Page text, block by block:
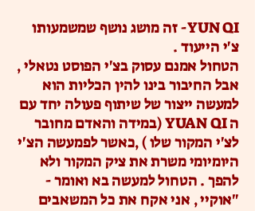
YUN QI- זה מושג נושף שמשמעותו
צ'י הייעוד .
הטחול אמנם עסוק בצ'י הפוסט נטאלי ,
אבל החיבור בינו להין הכליות הוא
למעשה ייצור של שיתוף פעולה יחד עם
ה YUAN QI (במידה והאדם מחובר
לצ'י המקור שלו ) ,כאשר לפמעשה הצ'י
היומיומי משרת את ציק המקור ולא
להפך . הטחול למעשה בא ואומר -
"אוקיי , אני אקח את כל המשאבים